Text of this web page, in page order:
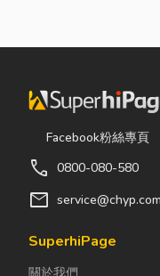
度越來越高
「沙鹿」。 很
多人實際到沙
鹿走一趟後才
沙鹿，真的和
以前不一樣
通變方便，生
Facebook粉絲專頁
call 0800-080-580
mail
SuperhiPage
關於我們